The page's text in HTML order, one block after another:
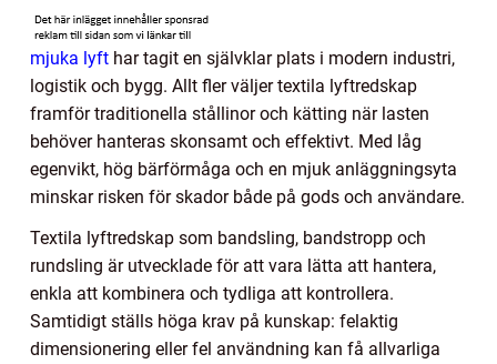
mjuka lyft har tagit en självklar plats i modern industri,
logistik och bygg. Allt fler väljer textila lyftredskap
framför traditionella stållinor och kätting när lasten
behöver hanteras skonsamt och effektivt. Med låg
egenvikt, hög bärförmåga och en mjuk anläggningsyta
minskar risken för skador både på gods och användare.
Textila lyftredskap som bandsling, bandstropp och
rundsling är utvecklade för att vara lätta att hantera,
enkla att kombinera och tydliga att kontrollera.
Samtidigt ställs höga krav på kunskap: felaktig
dimensionering eller fel användning kan få allvarliga